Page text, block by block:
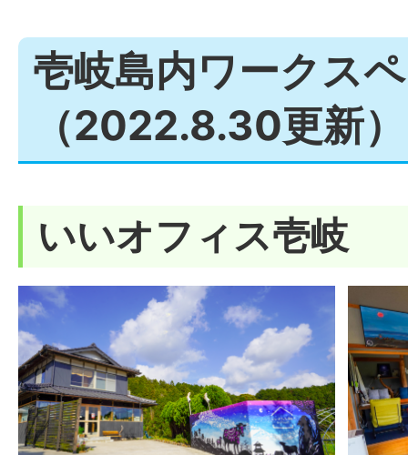
壱岐島内ワークス
（2022.8.30更新）
いいオフィス壱岐